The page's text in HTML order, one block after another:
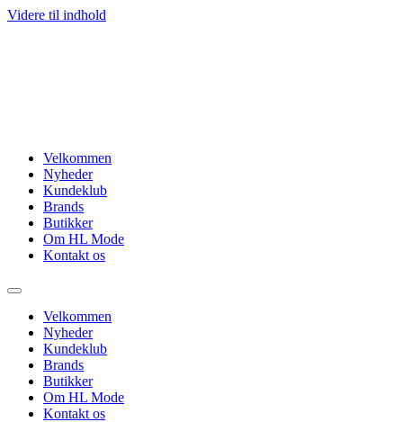
Videre til indhold
Velkommen
Nyheder
Kundeklub
Brands
Butikker
Om HL Mode
Kontakt os
Velkommen
Nyheder
Kundeklub
Brands
Butikker
Om HL Mode
Kontakt os